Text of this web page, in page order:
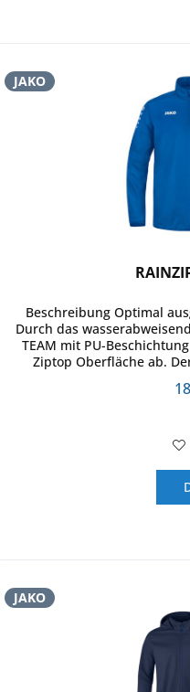
JAKO
Beschreibung Optimal
Durch das
TEAM mit PU-
Ziptop Oberfläche ab.
JAKO